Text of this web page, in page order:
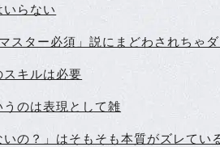
らない
スター必須」説にまどわされちゃダ
キルは必要
のは表現として雑
の？」はそもそも本質がズレてい